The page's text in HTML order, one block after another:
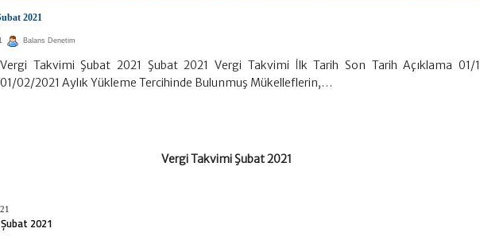
2021
Balans Denetim
Vergi Takvimi Şubat 2021 Şubat 2021 Vergi Takvimi İlk Tarih Son Tarih Açıklama 01/
01/02/2021 Aylık Yükleme Tercihinde Bulunmuş Mükelleflerin,…
Vergi Takvimi Şubat 2021
2021